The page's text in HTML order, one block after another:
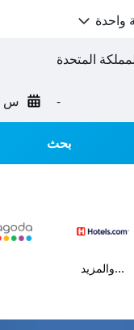
- س 15/8
بحث
...والمزيد